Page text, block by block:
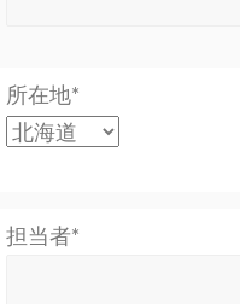
所在地*
担当者*